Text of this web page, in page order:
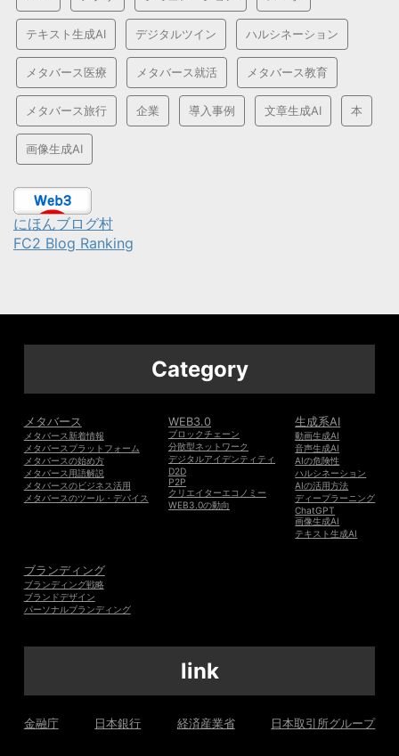
テキスト生成AI デジタルツイン ハルシネーション
メタバース医療 メタバース就活 メタバース教育
メタバース旅行 企業 導入事例 文章生成AI 本
画像生成AI
にほんブログ村
FC2 Blog Ranking
Category
メタバース
メタバース新着情報
メタバースプラットフォーム
メタバースの始め方
メタバース用語解説
メタバースのビジネス活用
メタバースのツール・デバイス
WEB3.0
ブロックチェーン
分散型ネットワーク
デジタルアイデンティティ
D2D
P2P
クリエイターエコノミー
WEB3.0の動向
生成系AI
動画生成AI
音声生成AI
AIの危険性
ハルシネーション
AIの活用方法
ディープラーニング
ChatGPT
画像生成AI
テキスト生成AI
ブランディング
ブランディング戦略
ブランドデザイン
パーソナルブランディング
link
金融庁 日本銀行 経済産業省 日本取引所グループ